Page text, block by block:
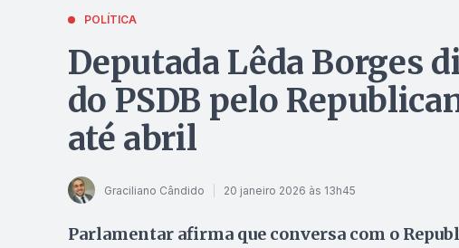
POLÍTICA
Deputada Lêda Borges
do PSDB pelo
até abril
Graciliano Cândido 20 janeiro 2026 às 13h45
Parlamentar afirma que conversa com o